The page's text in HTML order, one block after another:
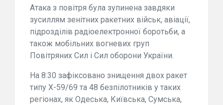
Атака з повітря була зупинена завдяки
зусиллям зенітних ракетних військ, авіації,
підрозділів радіоелектронної боротьби, а
також мобільних вогневих груп
Повітряних Сил і Сил оборони України.
На 8:30 зафіксовано знищення двох ракет
типу Х-59/69 та 48 безпілотників у таких
регіонах, як Одеська, Київська, Сумська,